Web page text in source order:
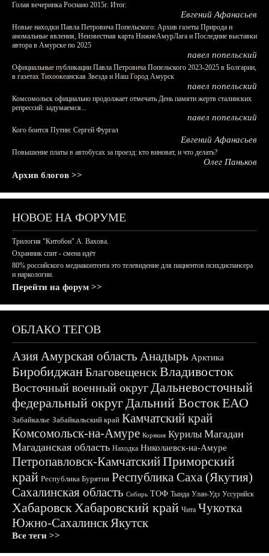
Голая вечеринка Роснано 2015г. Итог.
Евгений Афанасьев
Новые находки Павла Петровича Попельского: Архив газеты Природа и
аномальные явления, Неизвестная карта НижнеАмурЛага и Последние выставки
автора в Амурске по 2025
павел попельский
Официальные публикации Павла Петровича Попельского 2023-2025 в Болгарии,
в газетах Тихоокеанская Звезда и Наш Город Амурск
павел попельский
Комсомольск официально продолжает отмечать День памяти жертв сталинских
репрессий: задумаемся...
павел попельский
Кого боится Путин: Сергей Фургал
Евгений Афанасьев
Повышение платы в автобусах за проезд: кто виноват, и что делать?
Олег Паньков
Архив блогов >>
НОВОЕ НА ФОРУМЕ
Трилогия "Китобои" А. Вахова.
Охранник спит - смена идёт
80% российского медиаконтента это телевидение для пациентов психдиспансера
и наркологии.
Перейти на форум >>
ОБЛАКО ТЕГОВ
АзияАмурская область Анадырь Арктика
БиробиджанБлаговещенскВладивосток
Восточный военный округДальневосточный
федеральный округДальний ВостокЕАО
Забайкалье Забайкальский край Камчатский край
Комсомольск-на-Амуре Корякия Курилы Магадан
Магаданская область Находка Николаевск-на-Амуре
Петропавловск-КамчатскийПриморский
край Республика Бурятия Республика Саха (Якутия)
Сахалинская область Сибирь ТОФ Тында Улан-Удэ Уссурийск
ХабаровскХабаровский край Чита Чукотка
Южно-СахалинскЯкутск
Все теги >>